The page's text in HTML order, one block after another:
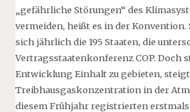
„gefährliche Störungen“ des
vermeiden, heißt es in der Konvention.
sich jährlich die 195 Staaten, die
Vertragsstaatenkonferenz COP. Doch
Entwicklung Einhalt zu gebieten, steigt
Treibhausgaskonzentration in der
diesem Frühjahr registrierten